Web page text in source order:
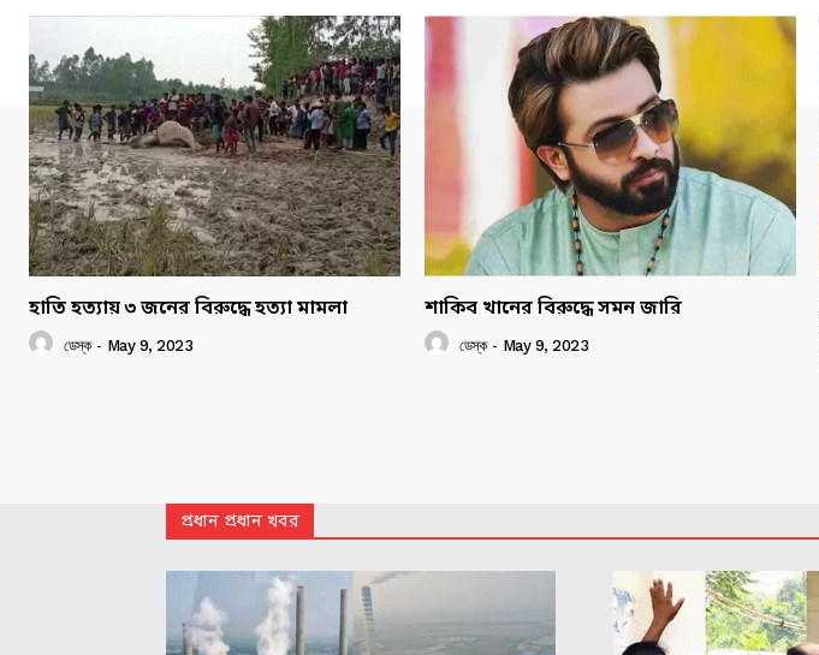
হাতি হত্যায় ৩ জনের বিরুদ্ধে হত্যা মামলা
ডেস্ক - May 9, 2023
শাকিব খানের বিরুদ্ধে সমন জারি
ডেস্ক - May 9, 2023
প্রধান প্রধান খবর